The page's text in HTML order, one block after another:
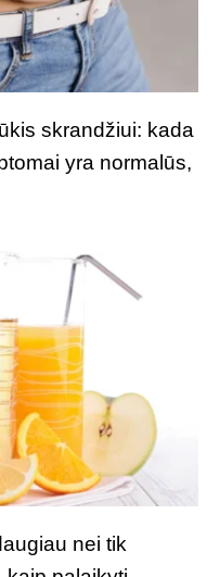
skrandžiui: kada
yra normalūs,
nei tik